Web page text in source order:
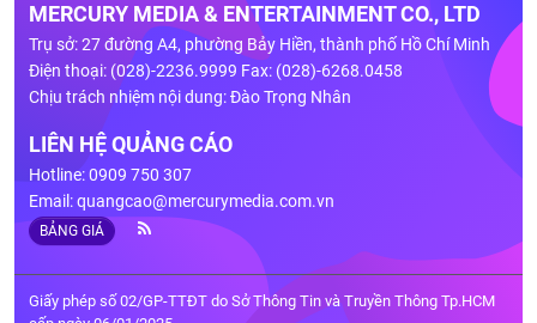
MERCURY MEDIA & ENTERTAINMENT CO., LTD
Trụ sở: 27 đường A4, phường Bảy Hiền, thành phố Hồ Chí Minh
Điện thoại: (028)-2236.9999 Fax: (028)-6268.0458
Chịu trách nhiệm nội dung: Đào Trọng Nhân
LIÊN HỆ QUẢNG CÁO
Hotline: 0909 750 307
Email:quangcao@mercurymedia.com.vn
BẢNG GIÁ
Giấy phép số 02/GP-TTĐT do Sở Thông Tin và Truyền Thông Tp.HCM